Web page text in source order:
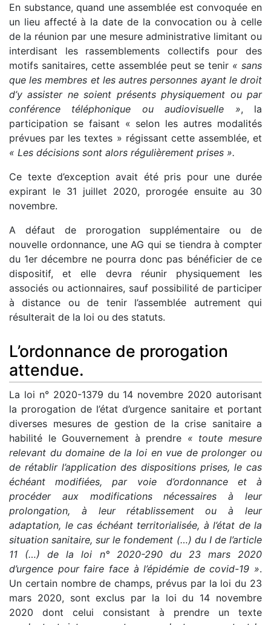
En substance, quand une assemblée est convoquée en
un lieu affecté à la date de la convocation ou à celle
de la réunion par une mesure administrative limitant ou
interdisant les rassemblements collectifs pour des
motifs sanitaires, cette assemblée peut se tenir « sans
que les membres et les autres personnes ayant le droit
d’y assister ne soient présents physiquement ou par
conférence téléphonique ou audiovisuelle », la
participation se faisant « selon les autres modalités
prévues par les textes » régissant cette assemblée, et
« Les décisions sont alors régulièrement prises ».
Ce texte d’exception avait été pris pour une durée
expirant le 31 juillet 2020, prorogée ensuite au 30
novembre.
A défaut de prorogation supplémentaire ou de
nouvelle ordonnance, une AG qui se tiendra à compter
du 1er décembre ne pourra donc pas bénéficier de ce
dispositif, et elle devra réunir physiquement les
associés ou actionnaires, sauf possibilité de participer
à distance ou de tenir l’assemblée autrement qui
résulterait de la loi ou des statuts.
L’ordonnance de prorogation
attendue.
La loi n° 2020-1379 du 14 novembre 2020 autorisant
la prorogation de l’état d’urgence sanitaire et portant
diverses mesures de gestion de la crise sanitaire a
habilité le Gouvernement à prendre « toute mesure
relevant du domaine de la loi en vue de prolonger ou
de rétablir l’application des dispositions prises, le cas
échéant modifiées, par voie d’ordonnance et à
procéder aux modifications nécessaires à leur
prolongation, à leur rétablissement ou à leur
adaptation, le cas échéant territorialisée, à l’état de la
situation sanitaire, sur le fondement (…) du I de l’article
11 (…) de la loi n° 2020-290 du 23 mars 2020
d’urgence pour faire face à l’épidémie de covid-19 ».
Un certain nombre de champs, prévus par la loi du 23
mars 2020, sont exclus par la loi du 14 novembre
2020 dont celui consistant à prendre un texte